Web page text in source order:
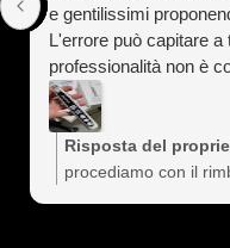
e gentilissimi
L'errore può capitare
professionalità non è
cliente a vita).
Risposta del
procediamo con il